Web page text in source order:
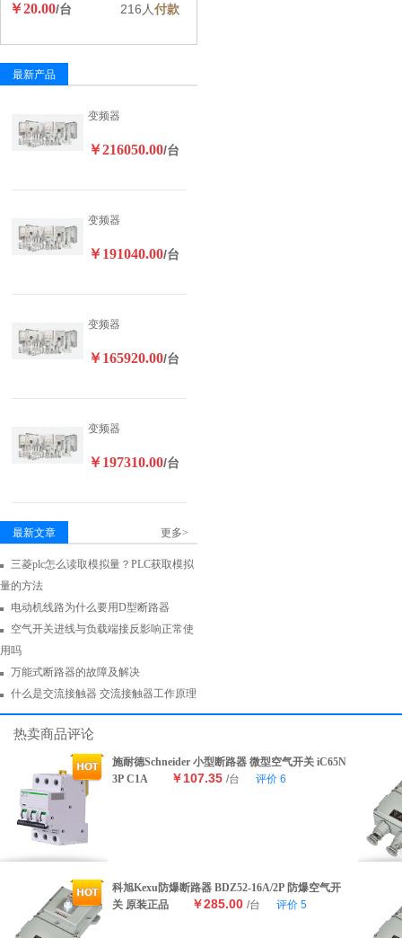
￥20.00/台 216人付款
最新产品
变频器
￥216050.00/台
变频器
￥191040.00/台
变频器
￥165920.00/台
变频器
￥197310.00/台
最新文章 更多>
三菱plc怎么读取模拟量？PLC获取模拟
量的方法
电动机线路为什么要用D型断路器
空气开关进线与负载端接反影响正常使
用吗
万能式断路器的故障及解决
什么是交流接触器 交流接触器工作原理
热卖商品评论
施耐德Schneider 小型断路器 微型空气开关 iC65N
3P C1A
￥107.35 /台 评价 6
科旭Kexu防爆断路器 BDZ52-16A/2P 防爆空气开
关 原装正品
￥285.00 /台 评价 5